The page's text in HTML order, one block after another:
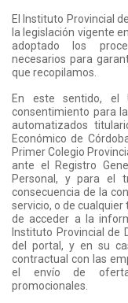
El Instituto Provincial
la legislación vigente
adoptado los
necesarios para
que recopilamos.
En este sentido, el
consentimiento para
automatizados
Económico de
Primer Colegio
ante el Registro
Personal, y para el
consecuencia de la
servicio, o de
de acceder a la
Instituto Provincial de
del portal, y en su
contractual con las
el envío de
promocionales.